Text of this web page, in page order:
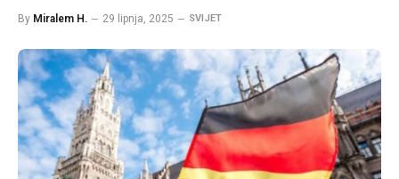
By Miralem H. 29 lipnja, 2025 SVIJET